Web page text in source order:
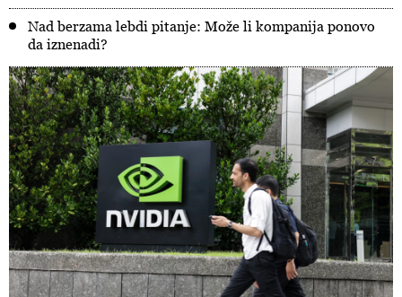
Nad berzama lebdi pitanje: Može li kompanija ponovo
da iznenadi?